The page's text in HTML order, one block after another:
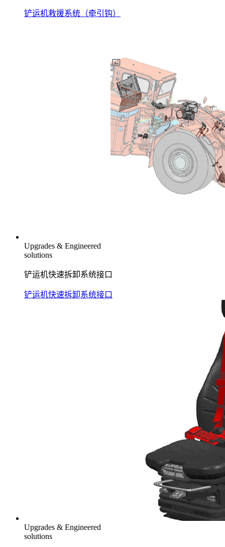
铲运机救援系统（牵引钩）
Upgrades & Engineered
solutions
铲运机快速拆卸系统接口
铲运机快速拆卸系统接口
Upgrades & Engineered
solutions